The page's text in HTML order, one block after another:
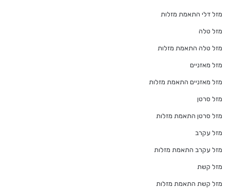
מזל דלי התאמת מזלות
מזל טלה
מזל טלה התאמת מזלות
מזל מאזניים
מזל מאזניים התאמת מזלות
מזל סרטן
מזל סרטן התאמת מזלות
מזל עקרב
מזל עקרב התאמת מזלות
מזל קשת
מזל קשת התאמת מזלות